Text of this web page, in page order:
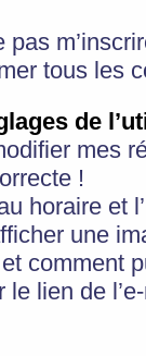
tous les
de
mes
!
horaire et
une
comment
lien de